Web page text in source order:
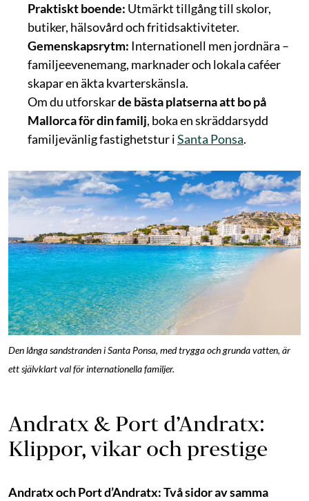
Praktiskt boende: Utmärkt tillgång till skolor,
butiker, hälsovård och fritidsaktiviteter.
Gemenskapsrytm: Internationell men jordnära –
familjeevenemang, marknader och lokala caféer
skapar en äkta kvarterskänsla.
Om du utforskarde bästa platserna att bo på
Mallorca för din familj, boka en skräddarsydd
familjevänlig fastighetstur iSanta Ponsa.
Den långa sandstranden i Santa Ponsa, med trygga och grunda vatten, är
ett självklart val för internationella familjer.
Andratx & Port d’Andratx:
Klippor, vikar och prestige
Andratx och Port d’Andratx: Två sidor av samma